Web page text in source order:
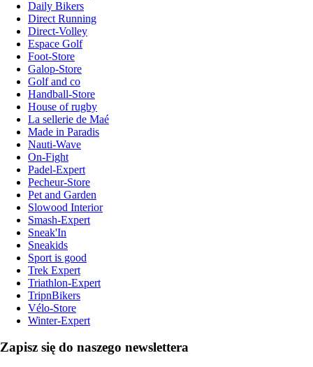
Daily Bikers
Direct Running
Direct-Volley
Espace Golf
Foot-Store
Galop-Store
Golf and co
Handball-Store
House of rugby
La sellerie de Maé
Made in Paradis
Nauti-Wave
On-Fight
Padel-Expert
Pecheur-Store
Pet and Garden
Slowood Interior
Smash-Expert
Sneak'In
Sneakids
Sport is good
Trek Expert
Triathlon-Expert
TripnBikers
Vélo-Store
Winter-Expert
Zapisz się do naszego newslettera